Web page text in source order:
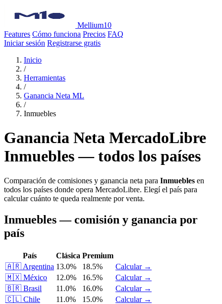
Mellium10
Features Cómo funciona Precios FAQ
Iniciar sesión Registrarse gratis
Inicio
/
Herramientas
/
Ganancia Neta ML
/
Inmuebles
Ganancia Neta MercadoLibre
Inmuebles — todos los países
Comparación de comisiones y ganancia neta para Inmuebles en
todos los países donde opera MercadoLibre. Elegí el país para
calcular cuánto te queda realmente por venta.
Inmuebles — comisión y ganancia por
país
País Clásica Premium
🇦🇷 Argentina 13.0% 18.5%
Calcular →
🇲🇽 México 12.0% 16.5%
Calcular →
🇧🇷 Brasil 11.0% 16.0%
Calcular →
🇨🇱 Chile 11.0% 15.0%
Calcular →